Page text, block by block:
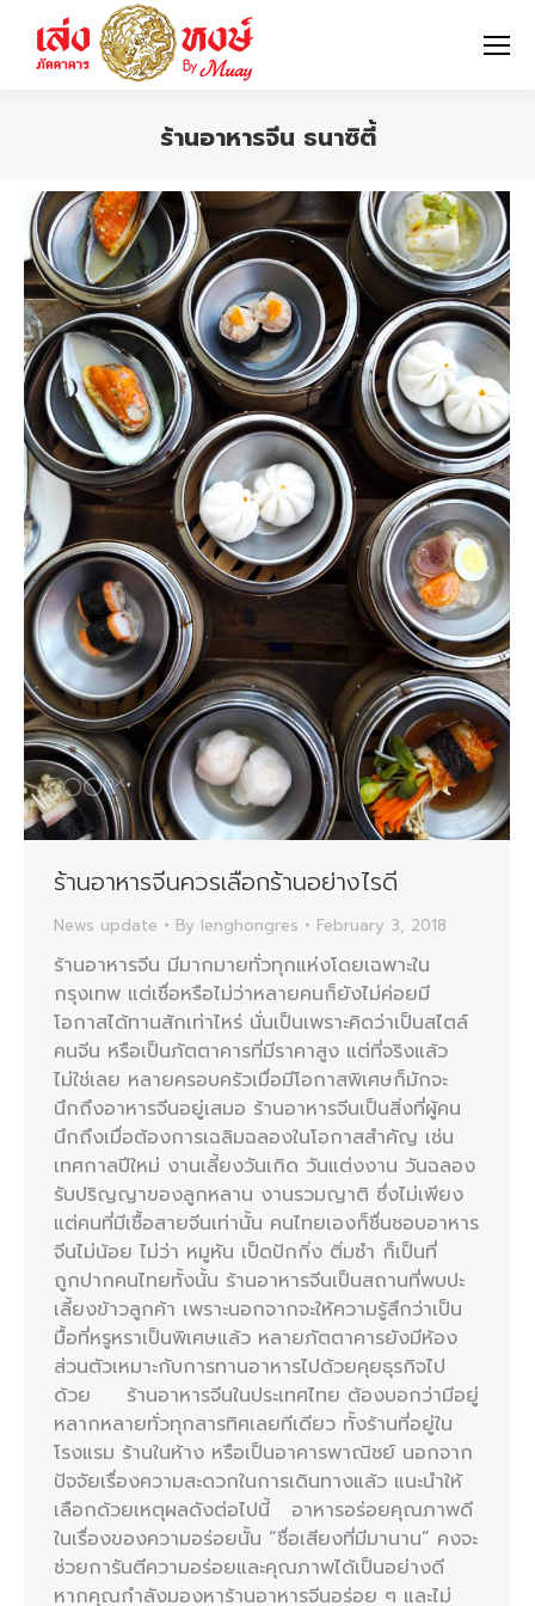
ร้านอาหารจีน ธนาซิตี้
ร้านอาหารจีนควรเลือกร้านอย่างไรดี
News update By lenghongres February 3, 2018
ร้านอาหารจีน มีมากมายทั่วทุกแห่งโดยเฉพาะใน
กรุงเทพ แต่เชื่อหรือไม่ว่าหลายคนก็ยังไม่ค่อยมี
โอกาสได้ทานสักเท่าไหร่ นั่นเป็นเพราะคิดว่าเป็นสไตล์
คนจีน หรือเป็นภัตตาคารที่มีราคาสูง แต่ที่จริงแล้ว
ไม่ใช่เลย หลายครอบครัวเมื่อมีโอกาสพิเศษก็มักจะ
นึกถึงอาหารจีนอยู่เสมอ ร้านอาหารจีนเป็นสิ่งที่ผู้คน
นึกถึงเมื่อต้องการเฉลิมฉลองในโอกาสสำคัญ เช่น
เทศกาลปีใหม่ งานเลี้ยงวันเกิด วันแต่งงาน วันฉลอง
รับปริญญาของลูกหลาน งานรวมญาติ ซึ่งไม่เพียง
แต่คนที่มีเชื้อสายจีนเท่านั้น คนไทยเองก็ชื่นชอบอาหาร
จีนไม่น้อย ไม่ว่า หมูหัน เป็ดปักกิ่ง ติ่มซำ ก็เป็นที่
ถูกปากคนไทยทั้งนั้น ร้านอาหารจีนเป็นสถานที่พบปะ
เลี้ยงข้าวลูกค้า เพราะนอกจากจะให้ความรู้สึกว่าเป็น
มื้อที่หรูหราเป็นพิเศษแล้ว หลายภัตตาคารยังมีห้อง
ส่วนตัวเหมาะกับการทานอาหารไปด้วยคุยธุรกิจไป
ด้วย ร้านอาหารจีนในประเทศไทย ต้องบอกว่ามีอยู่
หลากหลายทั่วทุกสารทิศเลยทีเดียว ทั้งร้านที่อยู่ใน
โรงแรม ร้านในห้าง หรือเป็นอาคารพาณิชย์ นอกจาก
ปัจจัยเรื่องความสะดวกในการเดินทางแล้ว แนะนำให้
เลือกด้วยเหตุผลดังต่อไปนี้ อาหารอร่อยคุณภาพดี
ในเรื่องของความอร่อยนั้น “ชื่อเสียงที่มีมานาน” คงจะ
ช่วยการันตีความอร่อยและคุณภาพได้เป็นอย่างดี
หากคุณกำลังมองหาร้านอาหารจีนอร่อย ๆ และไม่